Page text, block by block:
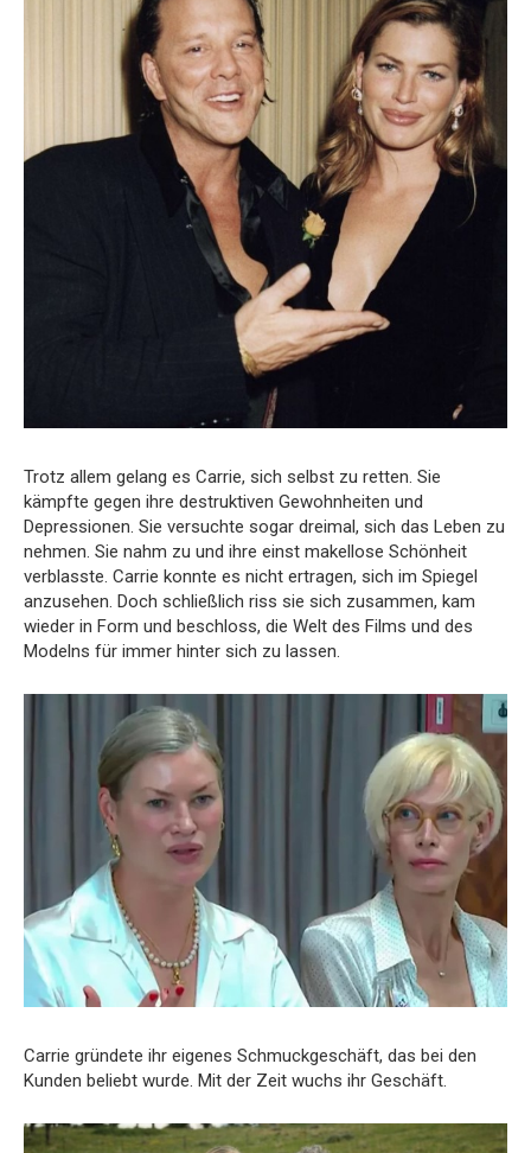
Trotz allem gelang es Carrie, sich selbst zu retten. Sie
kämpfte gegen ihre destruktiven Gewohnheiten und
Depressionen. Sie versuchte sogar dreimal, sich das Leben zu
nehmen. Sie nahm zu und ihre einst makellose Schönheit
verblasste. Carrie konnte es nicht ertragen, sich im Spiegel
anzusehen. Doch schließlich riss sie sich zusammen, kam
wieder in Form und beschloss, die Welt des Films und des
Modelns für immer hinter sich zu lassen.
Carrie gründete ihr eigenes Schmuckgeschäft, das bei den
Kunden beliebt wurde. Mit der Zeit wuchs ihr Geschäft.